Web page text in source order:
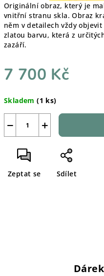
Originální obraz, který je
vnitřní stranu skla. Obraz
něm v detailech vždy
zlatou barvu, která z
zazáří.
7 700 Kč
cena:
Skladem(1 ks)
+
−
Zeptat se Sdílet